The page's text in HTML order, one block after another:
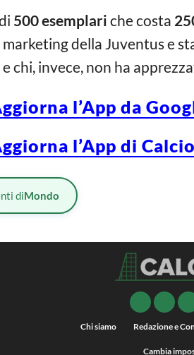
500 esemplari che costa
della Juventus e
chi, invece, non ha
l’App da
l’App di
diMondo
Chi siamo Redazione e
Cambia